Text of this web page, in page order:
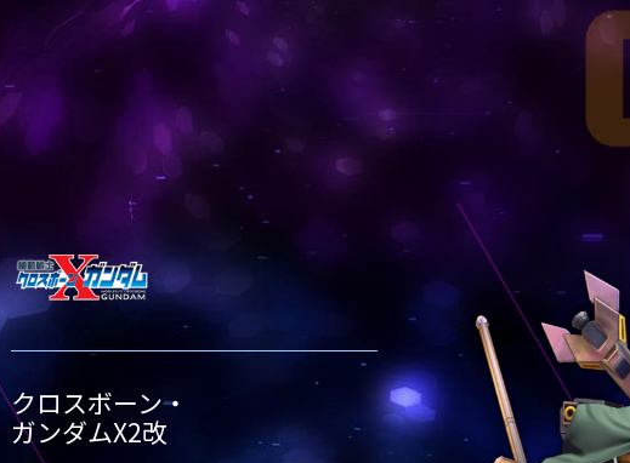
タイトル別1500機体一覧 ランク別1500機体一覧
タイトル別2000機体一覧
TITLE-1500
ランク別2000機体一覧
RANK-1500
ランク別1500機体一覧
タイトル別2500機体一覧
TITLE-2000
TITLE-1500
ランク別2500機体一覧
RANK-2000
ランク別2000機体一覧
ランク別1500機体一覧
クロスボーン・
ガンダムX2改